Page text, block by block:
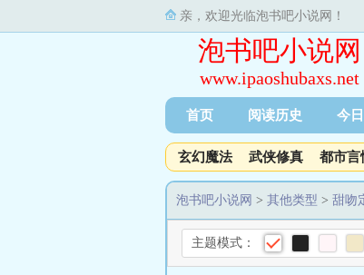
亲，欢迎光临泡书吧小说网！
泡书吧小说网
www.ipaoshubaxs.net
首页 阅读历史 今
玄幻魔法 武侠修真 都市言
泡书吧小说网 > 其他类型 > 甜吻
主题模式：